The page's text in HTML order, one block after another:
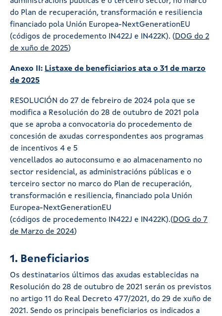
do Plan de recuperación, transformación e resiliencia
financiado pola Unión Europea-NextGenerationEU
(códigos de procedemento IN422J e IN422K). (DOG do 2
de xuño de 2025)
Anexo II: Listaxe de beneficiarios ata o 31 de marzo
de 2025
RESOLUCIÓN do 27 de febreiro de 2024 pola que se
modifica a Resolución do 28 de outubro de 2021 pola
que se aproba a convocatoria do procedemento de
concesión de axudas correspondentes aos programas
de incentivos 4 e 5
vencellados ao autoconsumo e ao almacenamento no
sector residencial, as administracións públicas e o
terceiro sector no marco do Plan de recuperación,
transformación e resiliencia, financiado pola Unión
Europea-NextGenerationEU
(códigos de procedemento IN422J e IN422K).(DOG do 7
de Marzo de 2024)
1. Beneficiarios
Os destinatarios últimos das axudas establecidas na
Resolución do 28 de outubro de 2021 serán os previstos
no artigo 11 do Real Decreto 477/2021, do 29 de xuño de
2021. Sendo os principais beneficiarios os indicados a